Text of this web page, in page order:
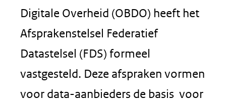
Digitale Overheid (OBDO) heeft het
Afsprakenstelsel Federatief
Datastelsel (FDS) formeel
vastgesteld. Deze afspraken vormen
voor data-aanbieders de basis voor